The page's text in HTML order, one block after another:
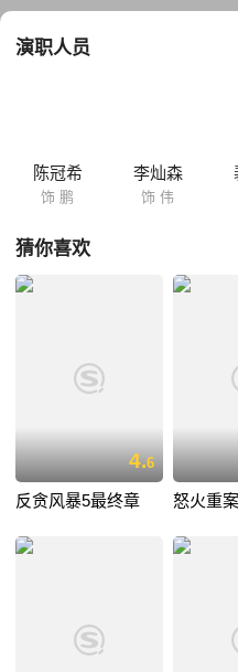
充满了血腥。 鹏在逃亡途中遇上
演职人员
陈冠希
饰 鹏
李灿森
饰 伟
猜你喜欢
4.6
反贪风暴5最终章 怒火重案